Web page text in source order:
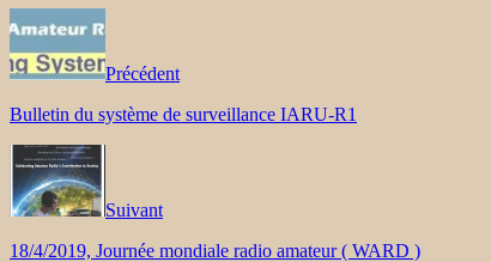
Précédent
Bulletin du système de surveillance IARU-R1
Suivant
18/4/2019, Journée mondiale radio amateur ( WARD )